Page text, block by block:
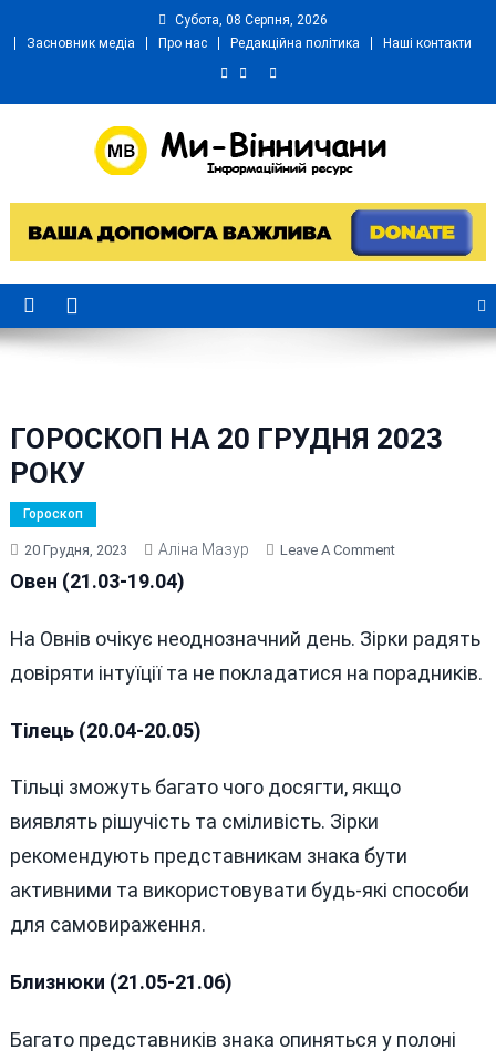
Субота, 08 Серпня, 2026
Засновник медіа
Про нас Редакційна політика Наші контакти
Ми Вінничани
ГОРОСКОП НА 20 ГРУДНЯ 2023
РОКУ
Гороскоп
20 Грудня, 2023 Аліна Мазур Leave A CommentOn
ГРУДНЯ
2023
Овен (21.03-19.04)
На Овнів очікує неоднозначний день. Зірки радять
довіряти інтуїції та не покладатися на порадників.
Тілець (20.04-20.05)
Тільці зможуть багато чого досягти, якщо
виявлять рішучість та сміливість. Зірки
рекомендують представникам знака бути
активними та використовувати будь-які способи
для самовираження.
Близнюки (21.05-21.06)
Багато представників знака опиняться у полоні